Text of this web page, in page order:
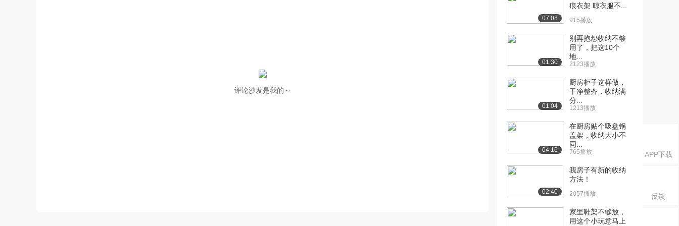
APP下载
反馈
评论沙发是我的～
07:08
痕衣架 晾衣服不...
915播放
01:30
别再抱怨收纳不够
用了，把这10个
地...
2123播放
01:04
厨房柜子这样做，
干净整齐，收纳满
分...
1213播放
04:16
在厨房贴个吸盘锅
盖架，收纳大小不
同...
765播放
02:40
我房子有新的收纳
方法！
2057播放
家里鞋架不够放，
用这个小玩意马上